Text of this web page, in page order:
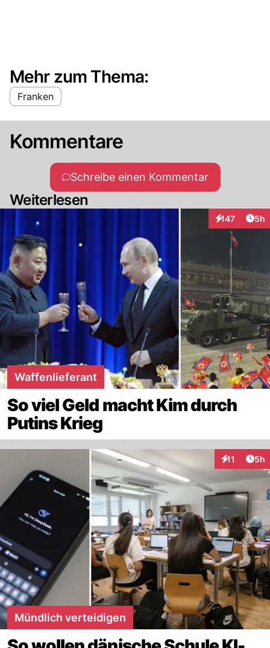
Mehr zum Thema:
Franken
Kommentare
Schreibe einen Kommentar
Weiterlesen
147
Interaktionen
5h
Waffenlieferant
So viel Geld macht Kim durch
Putins Krieg
11 5h
Mündlich verteidigen